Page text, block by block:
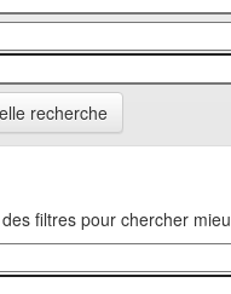
recherche
filtres pour chercher